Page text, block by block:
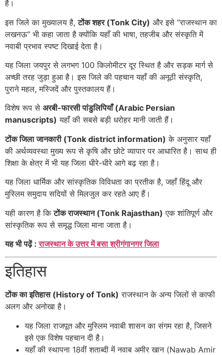
है।
इस जिले का मुख्यालय है,टोंक शहर (Tonk City) और इसे “राजस्थान का
लखनऊ” भी कहा जाता है क्योंकि यहाँ की भाषा, तहजीब और संस्कृति में
नवाबी प्रभाव स्पष्ट दिखाई देता है।
यह जिला जयपुर से लगभग 100 किलोमीटर दूर स्थित है और सड़क मार्ग से
अच्छी तरह जुड़ा हुआ है। इस जिले की पहचान यहाँ की अनूठी संस्कृति,
पुराने महल, मस्जिदें और पुस्तकालय हैं।
विशेष रूप से अरबी-फारसी पांडुलिपियाँ (Arabic Persian
manuscripts) यहाँ की सबसे बड़ी धरोहर मानी जाती हैं।
टोंक जिला जानकारी (Tonk district information) के अनुसार यहाँ
की अर्थव्यवस्था मुख्य रूप से कृषि और छोटे व्यापार पर आधारित है। साथ ही
शिक्षा के क्षेत्र में भी यह जिला धीरे-धीरे आगे बढ़ रहा है।
यह जिला धार्मिक और सांस्कृतिक विविधता का प्रतीक है, जहाँ हिंदू और
मुस्लिम समुदाय सदियों से मिलजुल कर रहते आए हैं।
यही कारण है किटोंक राजस्थान (Tonk Rajasthan) एक शांतिपूर्ण और
सांस्कृतिक रूप से समृद्ध जिला माना जाता है।
यह भी पढ़ें :राजस्थान के उत्तर में बसा श्रीगंगानगर जिला
इतिहास
टोंक का इतिहास (History of Tonk) राजस्थान के अन्य जिलों से काफी
अलग और अनोखा है।
यह जिला राजपूत और मुस्लिम नवाबी शासन का संगम रहा है, जिसने
इसे एक विशेष पहचान दी है।
यहाँ की स्थापना 18वीं शताब्दी में नवाब अमीर खान (Nawab Amir